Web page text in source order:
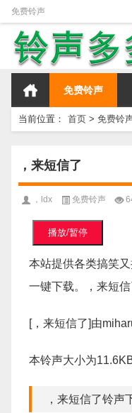
免费铃声
免费铃声
当前位置： 首页 > 免费铃
，来短信了
，ldx 免费铃声
播放/暂停
本站提供各类搞笑
一键下载。，来短
[，来短信了]由
本铃声大小为
，来短信了铃声